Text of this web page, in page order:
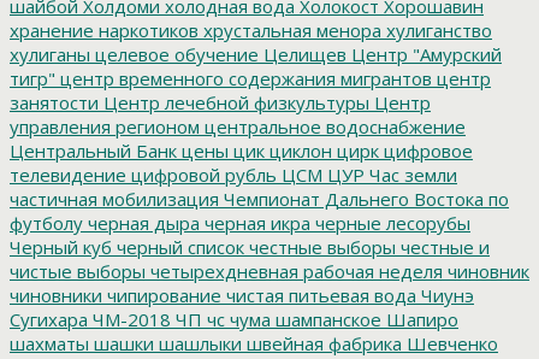
шайбой Холдоми холодная вода Холокост Хорошавин
хранение наркотиков хрустальная менора хулиганство
хулиганы целевое обучение Целищев Центр "Амурский
тигр" центр временного содержания мигрантов центр
занятости Центр лечебной физкультуры Центр
управления регионом центральное водоснабжение
Центральный Банк цены цик циклон цирк цифровое
телевидение цифровой рубль ЦСМ ЦУР Час земли
частичная мобилизация Чемпионат Дальнего Востока по
футболу черная дыра черная икра черные лесорубы
Черный куб черный список честные выборы честные и
чистые выборы четырехдневная рабочая неделя чиновник
чиновники чипирование чистая питьевая вода Чиунэ
Сугихара ЧМ-2018 ЧП чс чума шампанское Шапиро
шахматы шашки шашлыки швейная фабрика Шевченко